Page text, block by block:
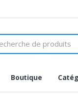
Boutique